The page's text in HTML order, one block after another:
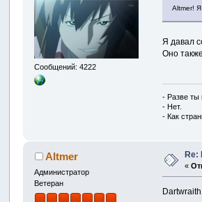
Сообщений: 4222
Altmer!
Я давал
Оно
- Разве ты
- Нет.
- Как
Altmer
Администратор
Ветеран
Re:
«